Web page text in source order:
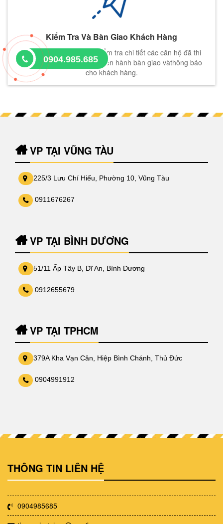
Kiểm Tra Và Bàn Giao Khách Hàng
Nhân Viên sẽ tiến hành kiểm tra chi tiết các căn hộ đã thi
công nếu đủ điều kiện sẽ tiến hành bàn giao vàthông báo
cho khách hàng.
VP TẠI VŨNG TÀU
225/3 Lưu Chí Hiếu, Phường 10, Vũng Tàu
0911676267
VP TẠI BÌNH DƯƠNG
51/11 Ấp Tây B, Dĩ An, Bình Dương
0912655679
VP TẠI TPHCM
379A Kha Vạn Cân, Hiệp Bình Chánh, Thủ Đức
0904991912
THÔNG TIN LIÊN HỆ
0904985685
0904.985.685